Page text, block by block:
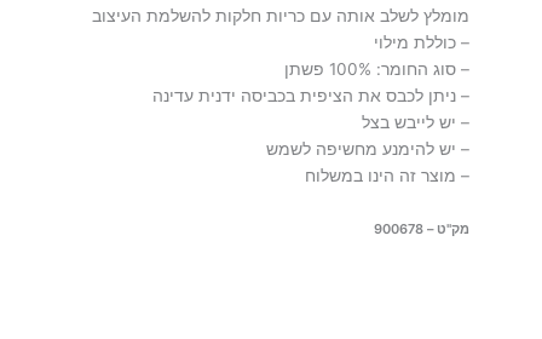
מומלץ לשלב אותה עם כריות חלקות להשלמת העיצוב
– כוללת מילוי
– סוג החומר: 100% פשתן
– ניתן לכבס את הציפית בכביסה ידנית עדינה
– יש לייבש בצל
– יש להימנע מחשיפה לשמש
– מוצר זה הינו במשלוח
מק"ט – 900678